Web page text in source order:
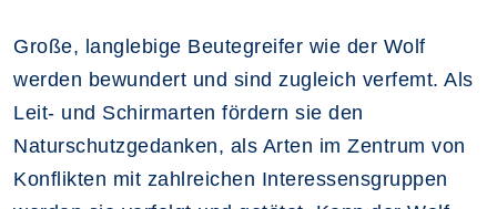
Große, langlebige Beutegreifer wie der Wolf
werden bewundert und sind zugleich verfemt. Als
Leit- und Schirmarten fördern sie den
Naturschutzgedanken, als Arten im Zentrum von
Konflikten mit zahlreichen Interessensgruppen